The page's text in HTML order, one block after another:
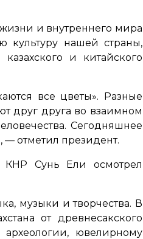
и внутреннего мира
культуру нашей страны,
и китайского
все цветы». Разные
друг друга во взаимном
Сегодняшнее
— отметил президент.
КНР Сунь Ели осмотрел
музыки и творчества. В
от древнесакского
ювелирному